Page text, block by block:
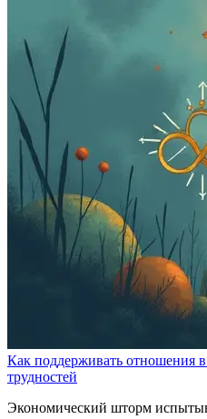
Как поддерживать отношения
трудностей
Экономический шторм